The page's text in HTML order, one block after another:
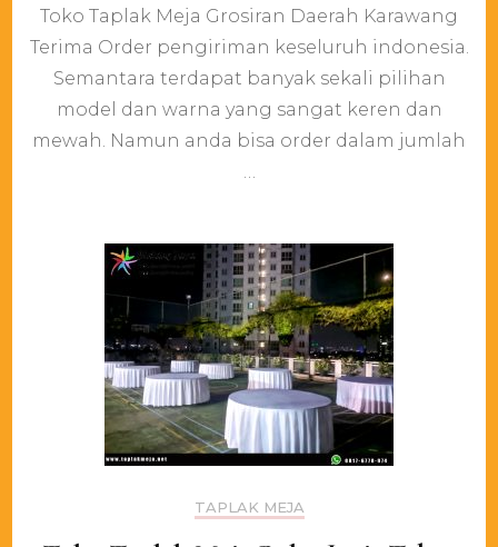
Taplak
Meja
Daerah
Karawang
Toko Taplak Meja Grosiran Daerah Karawang
Terima Order pengiriman keseluruh indonesia.
Semantara terdapat banyak sekali pilihan
model dan warna yang sangat keren dan
mewah. Namun anda bisa order dalam jumlah
…
TAPLAK MEJA